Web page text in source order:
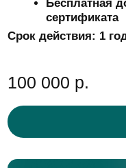
Нажимая кнопку
согласие наобработку
данных
ИП Байматова Акдана